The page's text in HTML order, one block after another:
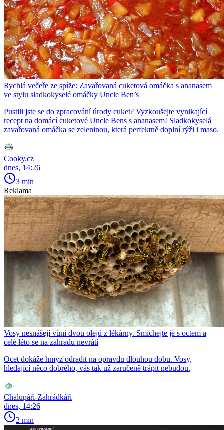
Rychlá večeře ze spíže: Zavařovaná cuketová omáčka s ananasem
ve stylu sladkokyselé omáčky Uncle Ben’s
Pustili jste se do zpracování úrody cuket? Vyzkoušejte vynikající
recept na domácí cuketové Uncle Bens s ananasem! Sladkokyselá
zavařovaná omáčka se zeleninou, která perfektně doplní rýži i maso.
Cooky.cz
dnes, 14:26
3 min
Reklama
Vosy nesnášejí vůni dvou olejů z lékárny. Smíchejte je s octem a
celé léto se na zahradu nevrátí
Ocet dokáže hmyz odradit na opravdu dlouhou dobu. Vosy,
hledající něco dobrého, vás tak už zaručeně trápit nebudou.
Chalupáři-Zahrádkáři
dnes, 14:26
2 min